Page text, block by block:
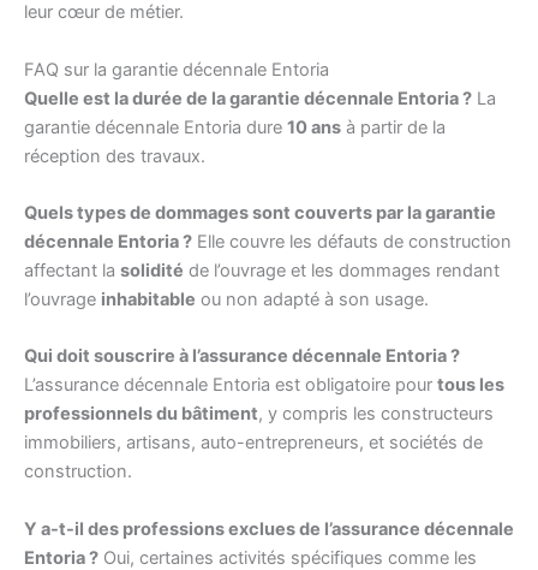
leur cœur de métier.
FAQ sur la garantie décennale Entoria
Quelle est la durée de la garantie décennale Entoria ? La
garantie décennale Entoria dure 10 ans à partir de la
réception des travaux.
Quels types de dommages sont couverts par la garantie
décennale Entoria ? Elle couvre les défauts de construction
affectant la solidité de l’ouvrage et les dommages rendant
l’ouvrage inhabitable ou non adapté à son usage.
Qui doit souscrire à l’assurance décennale Entoria ?
L’assurance décennale Entoria est obligatoire pour tous les
professionnels du bâtiment, y compris les constructeurs
immobiliers, artisans, auto-entrepreneurs, et sociétés de
construction.
Y a-t-il des professions exclues de l’assurance décennale
Entoria ? Oui, certaines activités spécifiques comme les